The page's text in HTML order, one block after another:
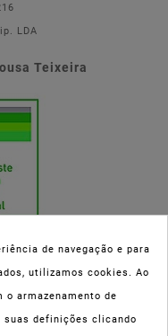
LDA
Teixeira
pelo INFARMED
de Medicamentos Não
de navegação e para
utilizamos cookies. Ao
armazenamento de
definições clicando